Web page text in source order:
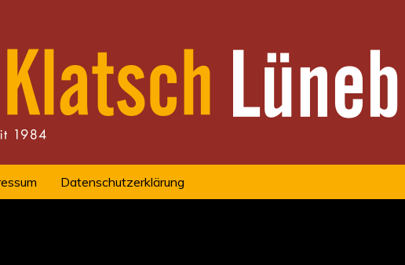
Datenschutzerklärung